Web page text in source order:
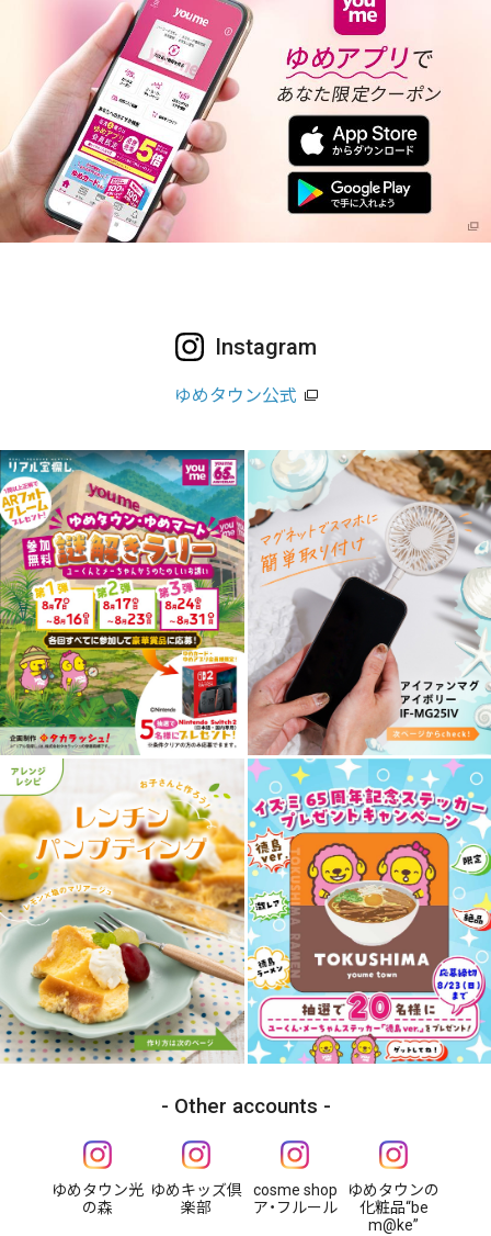
Instagram
ゆめタウン公式
Other accounts
ゆめタウン光
の森
ゆめキッズ倶
楽部
cosme shop
ア・フルール
ゆめタウンの
化粧品“be
m@ke”